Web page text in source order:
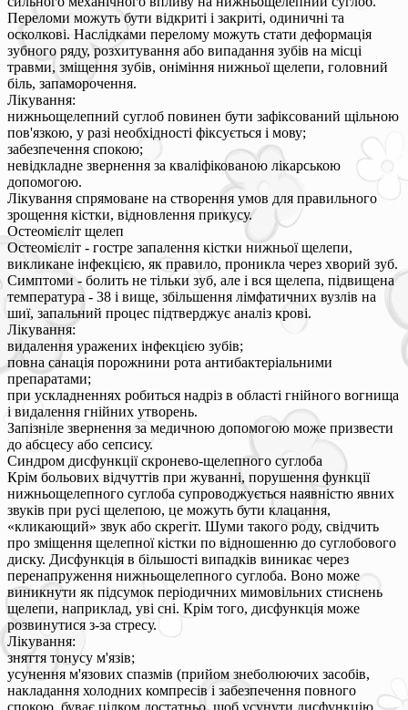
Переломи можуть бути відкриті і закриті, одиничні та
осколкові. Наслідками перелому можуть стати деформація
зубного ряду, розхитування або випадання зубів на місці
травми, зміщення зубів, оніміння нижньої щелепи, головний
біль, запаморочення.
Лікування:
нижньощелепний суглоб повинен бути зафіксований щільною
пов'язкою, у разі необхідності фіксується і мову;
забезпечення спокою;
невідкладне звернення за кваліфікованою лікарською
допомогою.
Лікування спрямоване на створення умов для правильного
зрощення кістки, відновлення прикусу.
Остеомієліт щелеп
Остеомієліт - гостре запалення кістки нижньої щелепи,
викликане інфекцією, як правило, проникла через хворий зуб.
Симптоми - болить не тільки зуб, але і вся щелепа, підвищена
температура - 38 і вище, збільшення лімфатичних вузлів на
шиї, запальний процес підтверджує аналіз крові.
Лікування:
видалення уражених інфекцією зубів;
повна санація порожнини рота антибактеріальними
препаратами;
при ускладненнях робиться надріз в області гнійного вогнища
і видалення гнійних утворень.
Запізніле звернення за медичною допомогою може призвести
до абсцесу або сепсису.
Синдром дисфункції скронево-щелепного суглоба
Крім больових відчуттів при жуванні, порушення функції
нижньощелепного суглоба супроводжується наявністю явних
звуків при русі щелепою, це можуть бути клацання,
«кликающий» звук або скрегіт. Шуми такого роду, свідчить
про зміщення щелепної кістки по відношенню до суглобового
диску. Дисфункція в більшості випадків виникає через
перенапруження нижньощелепного суглоба. Воно може
виникнути як підсумок періодичних мимовільних стиснень
щелепи, наприклад, уві сні. Крім того, дисфункція може
розвинутися з-за стресу.
Лікування:
зняття тонусу м'язів;
усунення м'язових спазмів (прийом знеболюючих засобів,
накладання холодних компресів і забезпечення повного
спокою, буває цілком достатньо, щоб усунути дисфункцію